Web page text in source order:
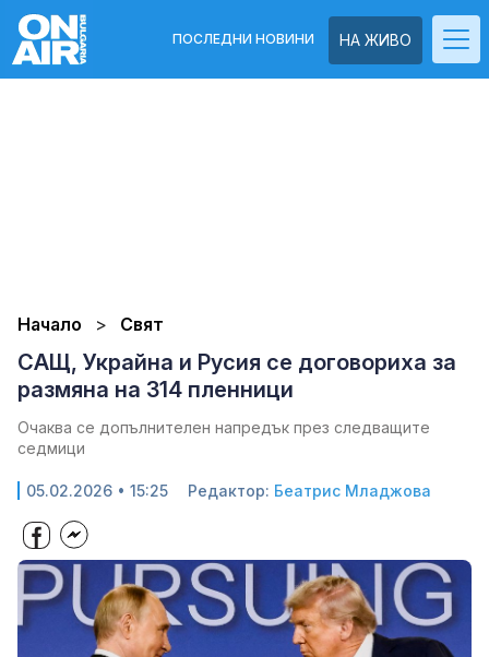
НА ЖИВО
ПОСЛЕДНИ НОВИНИ
Начало Свят
САЩ, Украйна и Русия се договориха за
размяна на 314 пленници
Очаква се допълнителен напредък през следващите
седмици
05.02.2026 • 15:25 Редактор: Беатрис Младжова